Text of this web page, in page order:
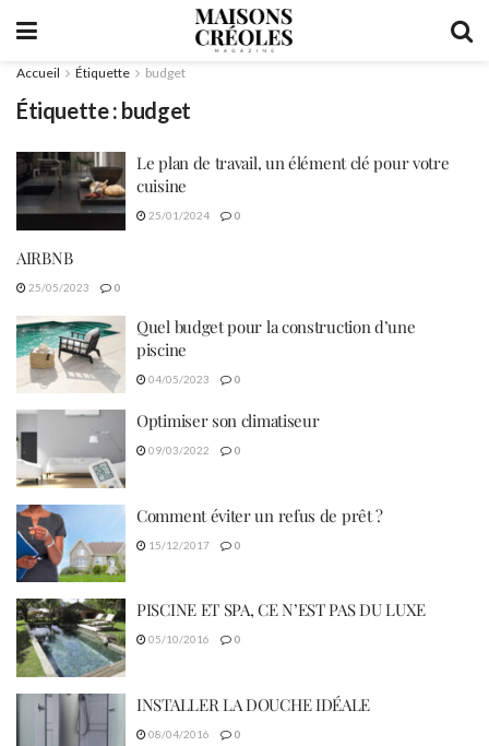
Accueil Étiquette budget
Étiquette : budget
Le plan de travail, un élément clé pour votre
cuisine
25/01/2024 0
AIRBNB
25/05/2023 0
Quel budget pour la construction d’une
piscine
04/05/2023 0
Optimiser son climatiseur
09/03/2022 0
Comment éviter un refus de prêt ?
15/12/2017 0
PISCINE ET SPA, CE N’EST PAS DU LUXE
05/10/2016 0
INSTALLER LA DOUCHE IDÉALE
08/04/2016 0